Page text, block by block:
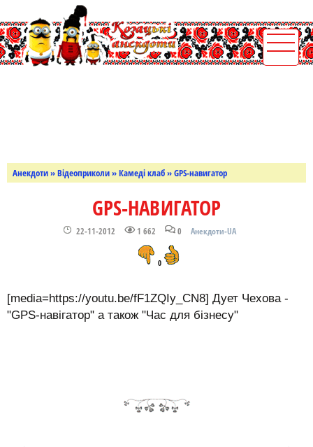
Анекдоти»Відеоприколи»Камеді клаб» GPS-навигатор
GPS-НАВИГАТОР
22-11-2012 1 662 0 Анекдоти-UA
0
[media=https://youtu.be/fF1ZQIy_CN8] Дует Чехова -
"GPS-навігатор" а також "Час для бізнесу"